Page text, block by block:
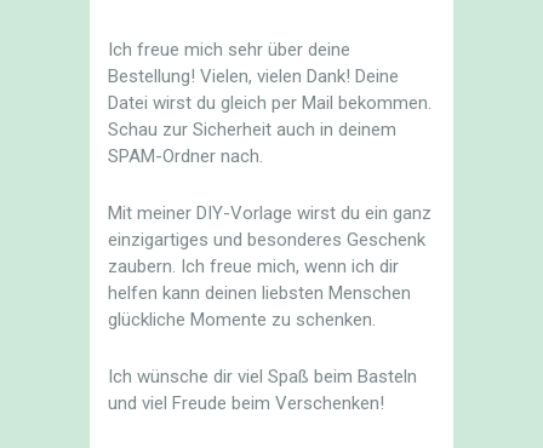
Ich freue mich sehr über deine
Bestellung! Vielen, vielen Dank! Deine
Datei wirst du gleich per Mail bekommen.
Schau zur Sicherheit auch in deinem
SPAM-Ordner nach.
Mit meiner DIY-Vorlage wirst du ein ganz
einzigartiges und besonderes Geschenk
zaubern. Ich freue mich, wenn ich dir
helfen kann deinen liebsten Menschen
glückliche Momente zu schenken.
Ich wünsche dir viel Spaß beim Basteln
und viel Freude beim Verschenken!